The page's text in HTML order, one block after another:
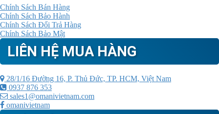
Chính Sách Bán Hàng
Chính Sách Bảo Hành
Chính Sách Đổi Trả Hàng
Chính Sách Bảo Mật
LIÊN HỆ MUA HÀNG
28/1/16 Đường 16, P. Thủ Đức, TP. HCM, Việt Nam
0937 876 353
sales1@omanivietnam.com
omanivietnam